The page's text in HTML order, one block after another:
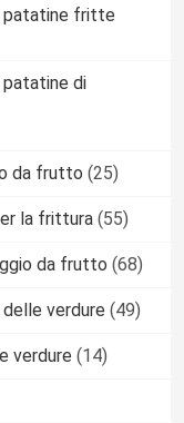
patatine fritte
patatine di
da frutto (25)
la frittura (55)
da frutto (68)
verdure (49)
verdure (14)